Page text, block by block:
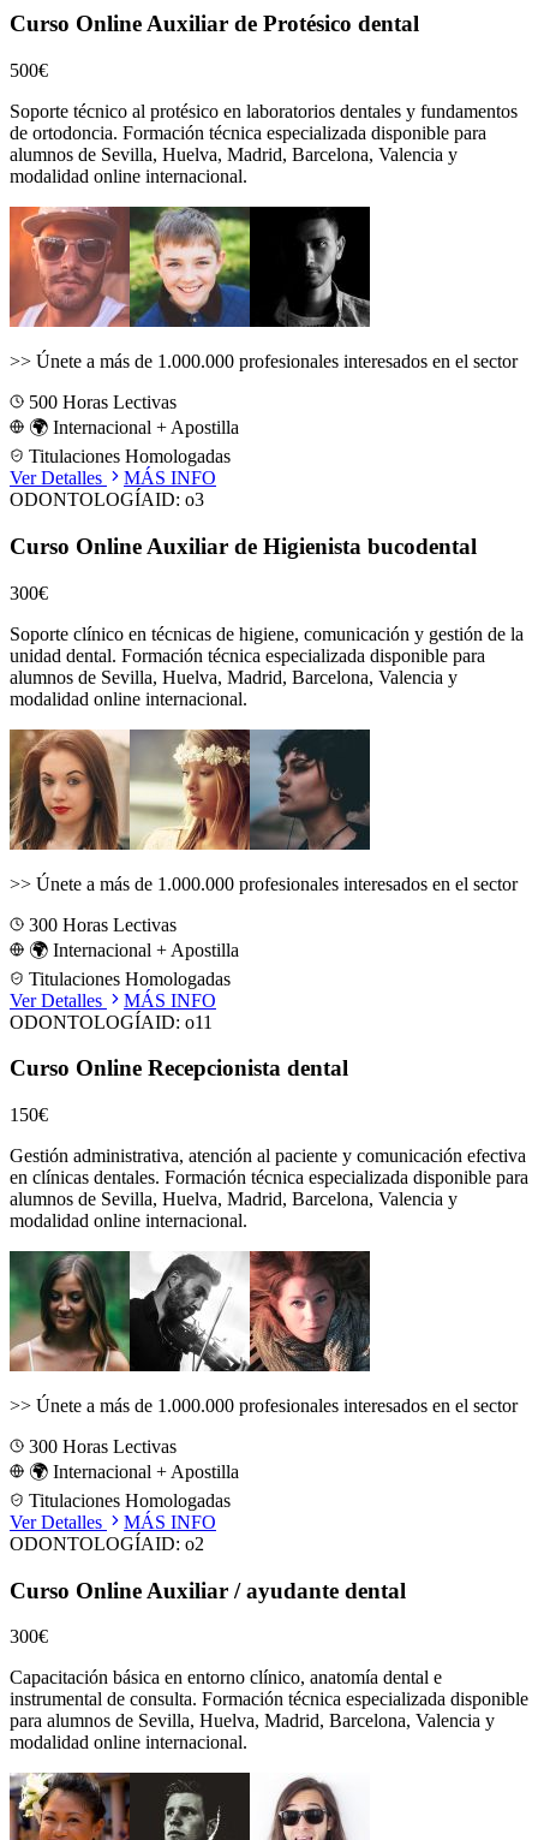
Curso Online Auxiliar de Protésico dental
500€
Soporte técnico al protésico en laboratorios dentales y fundamentos
de ortodoncia. Formación técnica especializada disponible para
alumnos de Sevilla, Huelva, Madrid, Barcelona, Valencia y
modalidad online internacional.
>> Únete a más de 1.000.000 profesionales interesados en el sector
500 Horas Lectivas
🌍 Internacional + Apostilla
Titulaciones Homologadas
Ver Detalles
MÁS INFO
ODONTOLOGÍAID: o3
Curso Online Auxiliar de Higienista bucodental
300€
Soporte clínico en técnicas de higiene, comunicación y gestión de la
unidad dental. Formación técnica especializada disponible para
alumnos de Sevilla, Huelva, Madrid, Barcelona, Valencia y
modalidad online internacional.
>> Únete a más de 1.000.000 profesionales interesados en el sector
300 Horas Lectivas
🌍 Internacional + Apostilla
Titulaciones Homologadas
Ver Detalles
MÁS INFO
ODONTOLOGÍAID: o11
Curso Online Recepcionista dental
150€
Gestión administrativa, atención al paciente y comunicación efectiva
en clínicas dentales. Formación técnica especializada disponible para
alumnos de Sevilla, Huelva, Madrid, Barcelona, Valencia y
modalidad online internacional.
>> Únete a más de 1.000.000 profesionales interesados en el sector
300 Horas Lectivas
🌍 Internacional + Apostilla
Titulaciones Homologadas
Ver Detalles
MÁS INFO
ODONTOLOGÍAID: o2
Curso Online Auxiliar / ayudante dental
300€
Capacitación básica en entorno clínico, anatomía dental e
instrumental de consulta. Formación técnica especializada disponible
para alumnos de Sevilla, Huelva, Madrid, Barcelona, Valencia y
modalidad online internacional.